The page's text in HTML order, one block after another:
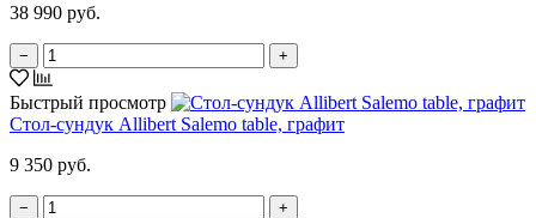
38 990 руб.
− +
Быстрый просмотр
Стол-сундук Allibert Salemo table, графит
9 350 руб.
− +